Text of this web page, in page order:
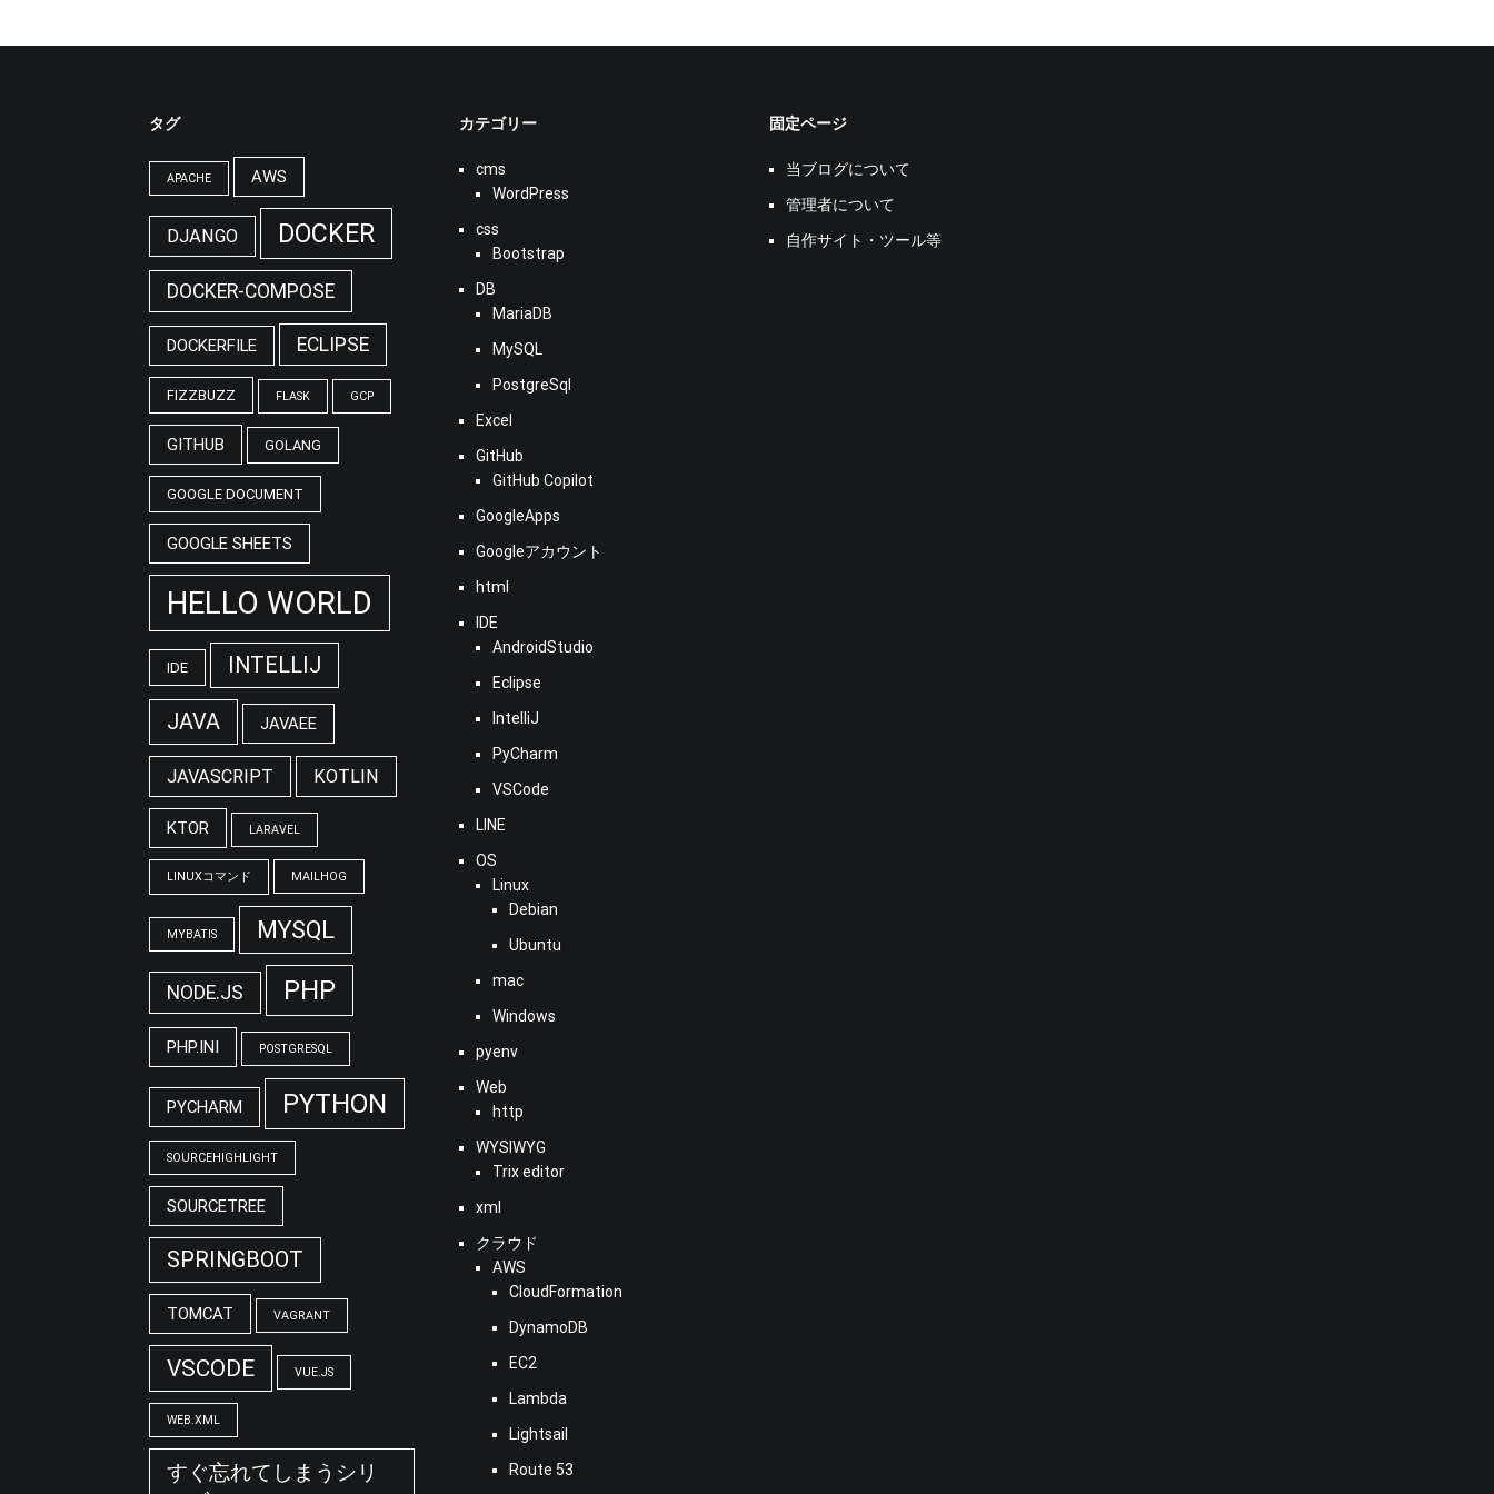
タグ
APACHE AWS
DJANGO DOCKER
DOCKER-COMPOSE
DOCKERFILE ECLIPSE
FIZZBUZZ FLASK GCP
GITHUB GOLANG
GOOGLE DOCUMENT
GOOGLE SHEETS
HELLO WORLD
IDE INTELLIJ
JAVA JAVAEE
JAVASCRIPT KOTLIN
KTOR LARAVEL
LINUXコマンド MAILHOG
MYBATIS MYSQL
NODE.JS PHP
PHP.INI POSTGRESQL
PYCHARM PYTHON
SOURCEHIGHLIGHT
SOURCETREE
SPRINGBOOT
TOMCAT VAGRANT
VSCODE VUE.JS
WEB.XML
すぐ忘れてしまうシリ
カテゴリー
cms
WordPress
css
Bootstrap
DB
MariaDB
MySQL
PostgreSql
Excel
GitHub
GitHub Copilot
GoogleApps
Googleアカウント
html
IDE
AndroidStudio
Eclipse
IntelliJ
PyCharm
VSCode
LINE
OS
Linux
Debian
Ubuntu
mac
Windows
pyenv
Web
http
WYSIWYG
Trix editor
xml
クラウド
AWS
CloudFormation
DynamoDB
EC2
Lambda
Lightsail
Route 53
固定ページ
当ブログについて
管理者について
自作サイト・ツール等